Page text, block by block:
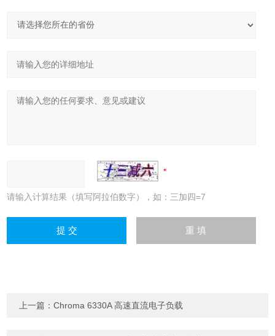
请输入计算结果（填写阿拉伯数字），如：三加四=7
上一篇：Chroma 6330A 高速直流电子负载